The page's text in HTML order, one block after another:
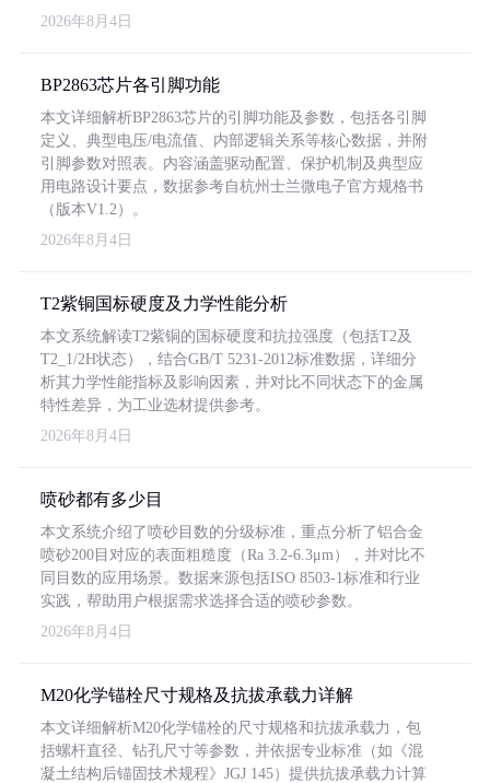
2026年8月4日
BP2863芯片各引脚功能
本文详细解析BP2863芯片的引脚功能及参数，包括各引脚
定义、典型电压/电流值、内部逻辑关系等核心数据，并附
引脚参数对照表。内容涵盖驱动配置、保护机制及典型应
用电路设计要点，数据参考自杭州士兰微电子官方规格书
（版本V1.2）。
2026年8月4日
T2紫铜国标硬度及力学性能分析
本文系统解读T2紫铜的国标硬度和抗拉强度（包括T2及
T2_1/2H状态），结合GB/T 5231-2012标准数据，详细分
析其力学性能指标及影响因素，并对比不同状态下的金属
特性差异，为工业选材提供参考。
2026年8月4日
喷砂都有多少目
本文系统介绍了喷砂目数的分级标准，重点分析了铝合金
喷砂200目对应的表面粗糙度（Ra 3.2-6.3μm），并对比不
同目数的应用场景。数据来源包括ISO 8503-1标准和行业
实践，帮助用户根据需求选择合适的喷砂参数。
2026年8月4日
M20化学锚栓尺寸规格及抗拔承载力详解
本文详细解析M20化学锚栓的尺寸规格和抗拔承载力，包
括螺杆直径、钻孔尺寸等参数，并依据专业标准（如《混
凝土结构后锚固技术规程》JGJ 145）提供抗拔承载力计算